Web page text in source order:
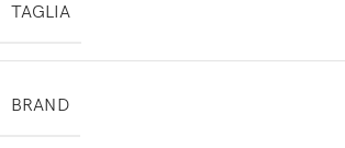
TAGLIA
BRAND